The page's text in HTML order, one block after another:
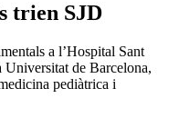
trien SJD
a l’Hospital Sant
Universitat de Barcelona,
pediàtrica i